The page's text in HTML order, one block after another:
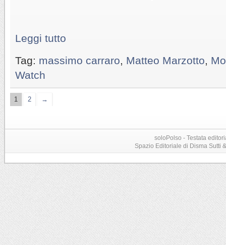
Leggi tutto
Tag: massimo carraro Matteo Marzotto
Watch
1 2 →
soloPolso - Testata
Spazio Editoriale di Disma Sutti